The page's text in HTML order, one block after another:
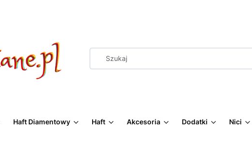
Haft Diamentowy Haft Akcesoria Dodatki Nici